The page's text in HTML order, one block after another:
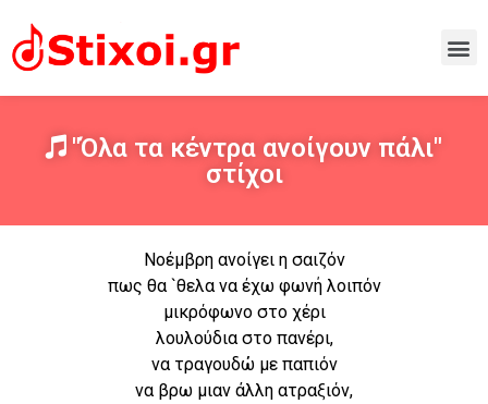
"Όλα τα κέντρα ανοίγουν πάλι"
στίχοι
Νοέμβρη ανοίγει η σαιζόν
πως θα `θελα να έχω φωνή λοιπόν
μικρόφωνο στο χέρι
λουλούδια στο πανέρι,
να τραγουδώ με παπιόν
να βρω μιαν άλλη ατραξιόν,